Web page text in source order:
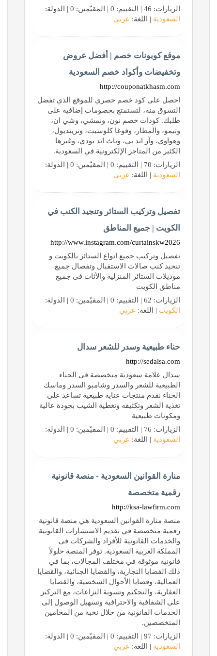
الزيارات: 46 | التقييم: 0 | المقيّمين: 0 | الدولة:
السعودية | اللغة: عربي
موقع كوبونات خصم | أفضل عروض
وتخفيضات وأكواد خصم السعودية
http://couponatkhasm.com
احصل على كود خصم حصري للموقع الذي تفضل
التسوق منه، لتستمتع بخصومات إضافيه على
طلبك. كودات خصم نون، ونمشي، وشي ان،
وتيمو، والمطار، وفوغا كلوسيت، وترينديول،
وهواوي، وآر اند بي، وباث اند بودي، وغيرها
الكثير من المتاجر الإلكترونية في السعودية.
الزيارات: 70 | التقييم: 0 | المقيّمين: 0 | الدولة:
السعودية | اللغة: عربي
تفصيل وتركيب الستائر وتنجيد الكنب في
الكويت | جميع المناطق
http://www.instagram.com/curtainskw2026
تفصيل وتركيب جميع انواع الستائر بالكويت و
تنجيد كنب صالات الاستقبال وتفصال جميع
موديلات الستائر المنزلية والأثاث فى جميع
مناطق الكويت
الزيارات: 62 | التقييم: 0 | المقيّمين: 0 | الدولة:
الكويت | اللغة: عربي
حناء طبيعية وسدر للشعر سدال
http://sedalsa.com
سدال علامة سعودية متخصصة في الحناء
الطبيعية للشعر والسدر وشامبو السدر وماسك
الحناء نقدم منتجات عناية طبيعية تساعد على
تغذية الشعر وتكثيفه وتغطية الشيب بجودة عالية
ومكونات طبيعية
الزيارات: 76 | التقييم: 0 | المقيّمين: 0 | الدولة:
السعودية | اللغة: عربي
منارة القوانين السعودية - منصة قانونية
رقمية متخصصة
http://ksa-lawfirm.com
منصة منارة القوانين السعودية هي منصة قانونية
رقمية متخصصة في تقديم الاستشارات القانونية
والخدمات القانونية للأفراد والشركات في
المملكة العربية السعودية. توفر المنصة حلولاً
قانونية موثوقة في مختلف المجالات، بما في
ذلك القضايا التجارية، والقضايا الجنائية، والقضايا
العمالية، وقضايا الأحوال الشخصية، والقضايا
العقارية، والتحكيم وتسوية النزاعات، مع التركيز
على الشفافية والاحترافية وتسهيل الوصول إلى
الخدمات القانونية من خلال نخبة من المحامين
المتخصصين.
الزيارات: 97 | التقييم: 0 | المقيّمين: 0 | الدولة:
السعودية | اللغة: عربي